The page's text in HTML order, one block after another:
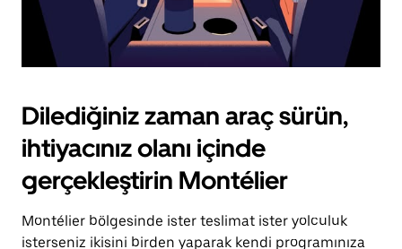
Dilediğiniz zaman araç sürün,
ihtiyacınız olanı içinde
gerçekleştirin Montélier
Montélier bölgesinde ister teslimat ister yolculuk
isterseniz ikisini birden yaparak kendi programınıza